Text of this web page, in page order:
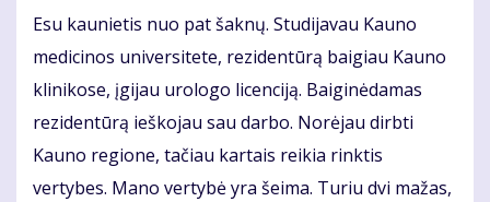
Esu kaunietis nuo pat šaknų. Studijavau Kauno
medicinos universitete, rezidentūrą baigiau Kauno
klinikose, įgijau urologo licenciją. Baiginėdamas
rezidentūrą ieškojau sau darbo. Norėjau dirbti
Kauno regione, tačiau kartais reikia rinktis
vertybes. Mano vertybė yra šeima. Turiu dvi mažas,